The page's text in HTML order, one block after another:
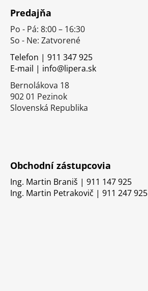
Predajňa
Po - Pá: 8:00 – 16:30
So - Ne: Zatvorené
Telefon | 911 347 925
E-mail | info@lipera.sk
Bernolákova 18
902 01 Pezinok
Slovenská Republika
Obchodní zástupcovia
Ing. Martin Braniš | 911 147 925
Ing. Martin Petrakovič | 911 247 925